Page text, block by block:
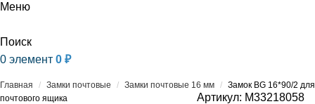
Меню
Поиск
0 элемент 0 ₽
Главная / Замки почтовые / Замки почтовые 16 мм / Замок BG 16*90/2 для
почтового ящика
Артикул: M33218058